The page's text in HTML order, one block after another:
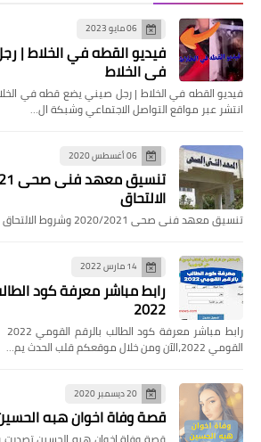
06 مايو 2023
فيديو القطه في الخلاط |
في الخلاط
فيديو القطه في الخلاط | رجل صيني يضع قطه في
انتشر عبر مواقع التواصل الاجتماعي وشبكة ال…
06 أغسطس 2020
الالتحاق
تنسيق معهد فنى صحى 2020/2021 وشروط الالتحاق ح…
14 مارس 2022
رابط مباشر معرفة كود
2022
القومي 2022،الآن ومن خلال موقعكم قلب الحدث يم…
20 ديسمبر 2020
قصة وفاة اخوان هبه